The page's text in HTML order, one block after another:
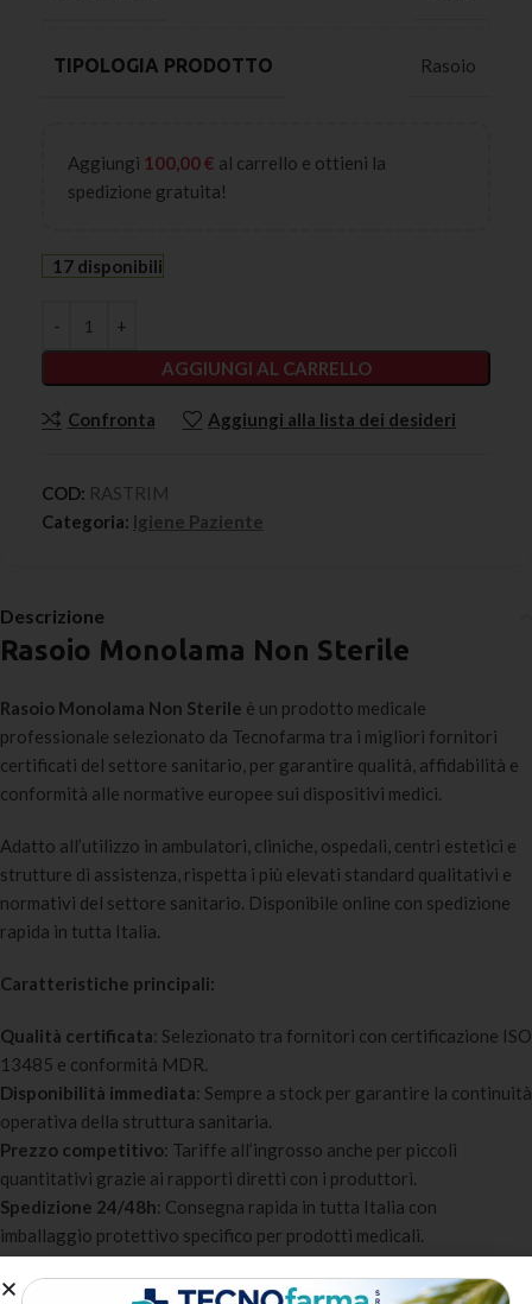
TIPOLOGIA PRODOTTO Rasoio
Aggiungi 100,00€ al carrello e ottieni la
spedizione gratuita!
17 disponibili
AGGIUNGI AL CARRELLO
Confronta Aggiungi alla lista dei desideri
COD: RASTRIM
Categoria: Igiene Paziente
Descrizione
Rasoio Monolama Non Sterile
Rasoio Monolama Non Sterile è un prodotto medicale
professionale selezionato da Tecnofarma tra i migliori fornitori
certificati del settore sanitario, per garantire qualità, affidabilità e
conformità alle normative europee sui dispositivi medici.
Adatto all’utilizzo in ambulatori, cliniche, ospedali, centri estetici e
strutture di assistenza, rispetta i più elevati standard qualitativi e
normativi del settore sanitario. Disponibile online con spedizione
rapida in tutta Italia.
Caratteristiche principali:
Qualità certificata: Selezionato tra fornitori con certificazione ISO
13485 e conformità MDR.
Disponibilità immediata: Sempre a stock per garantire la continuità
operativa della struttura sanitaria.
Prezzo competitivo: Tariffe all’ingrosso anche per piccoli
quantitativi grazie ai rapporti diretti con i produttori.
Spedizione 24/48h: Consegna rapida in tutta Italia con
imballaggio protettivo specifico per prodotti medicali.
Assistenza post-vendita: Supporto tecnico e commerciale
dedicato per professionisti e strutture sanitarie.